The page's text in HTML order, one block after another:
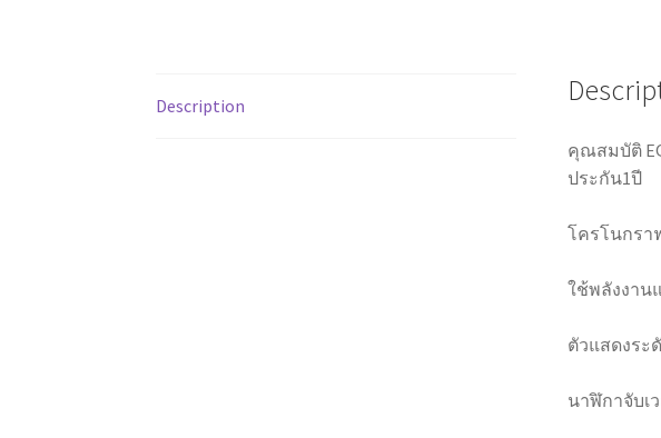
Description
คุณสมบัติ
ประกัน1ปี
โครโนกรา
ใช้พลังงาน
ตัวแสดงระ
นาฬิกาจับเ